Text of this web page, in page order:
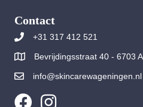
Contact
+31 317 412 521
Bevrijdingsstraat 40 - 6703
info@skincarewageningen.nl